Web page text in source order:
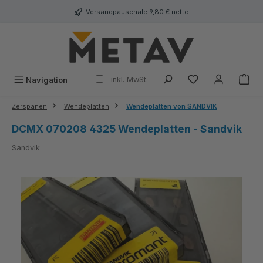
Versandpauschale 9,80 € netto
Navigation inkl. MwSt.
Zerspanen Wendeplatten Wendeplatten von SANDVIK
DCMX 070208 4325 Wendeplatten - Sandvik
Sandvik
Bildergalerie überspringen